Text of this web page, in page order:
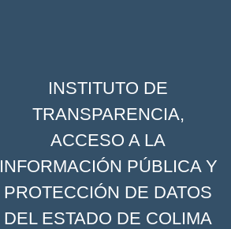
INSTITUTO DE
TRANSPARENCIA,
ACCESO A LA
INFORMACIÓN PÚBLICA Y
PROTECCIÓN DE DATOS
DEL ESTADO DE COLIMA